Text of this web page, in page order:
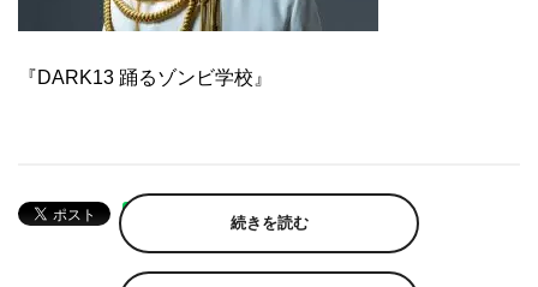
『DARK13 踊るゾンビ学校』
続きを読む